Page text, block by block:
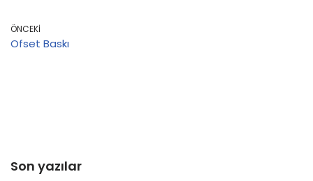
ÖNCEKI
Ofset Baskı
Son yazılar